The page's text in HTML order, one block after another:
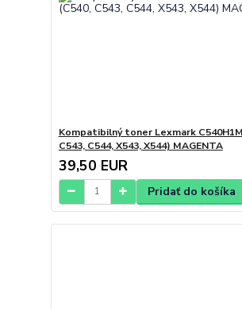
Kompatibilný toner Lexmark
C543, C544, X543, X544) MAGENTA
39,50 EUR
Pridať do košíka